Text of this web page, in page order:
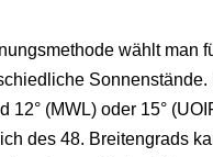
wählt man
Sonnenstände.
12° (MWL) oder 15°
des 48. Breitengrads